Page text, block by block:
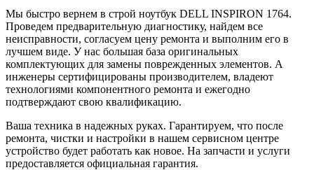
Мы быстро вернем в строй ноутбук DELL INSPIRON 1764.
Проведем предварительную диагностику, найдем все
неисправности, согласуем цену ремонта и выполним его в
лучшем виде. У нас большая база оригинальных
комплектующих для замены поврежденных элементов. А
инженеры сертифицированы производителем, владеют
технологиями компонентного ремонта и ежегодно
подтверждают свою квалификацию.
Ваша техника в надежных руках. Гарантируем, что после
ремонта, чистки и настройки в нашем сервисном центре
устройство будет работать как новое. На запчасти и услуги
предоставляется официальная гарантия.